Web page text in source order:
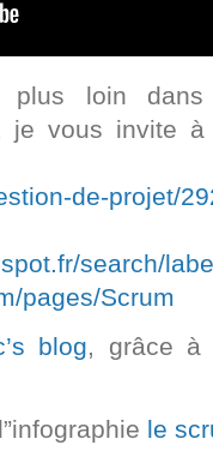
plus loin
je vous invite
de-projet/
search/
pages/Scrum
blog, grâce à
le